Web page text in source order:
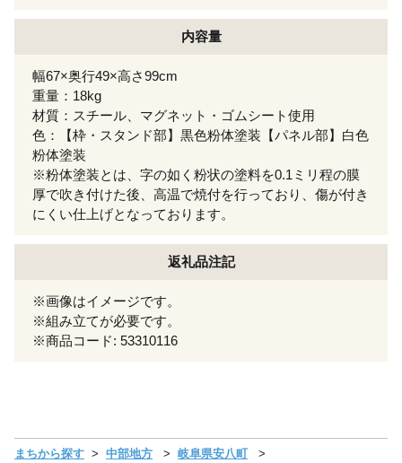
内容量
幅67×奥行49×高さ99cm
重量：18kg
材質：スチール、マグネット・ゴムシート使用
色：【枠・スタンド部】黒色粉体塗装【パネル部】白色
粉体塗装
※粉体塗装とは、字の如く粉状の塗料を0.1ミリ程の膜
厚で吹き付けた後、高温で焼付を行っており、傷が付き
にくい仕上げとなっております。
返礼品注記
※画像はイメージです。
※組み立てが必要です。
※商品コード: 53310116
まちから探す 中部地方 岐阜県安八町